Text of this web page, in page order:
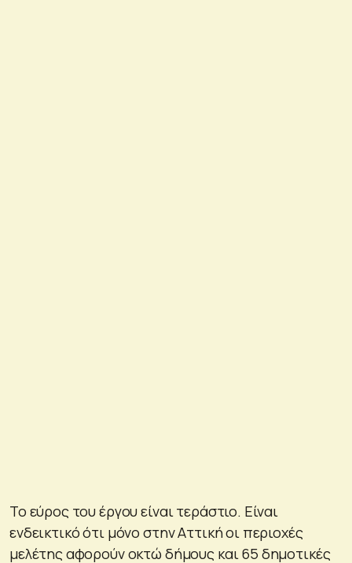
Το εύρος του έργου είναι τεράστιο. Είναι
ενδεικτικό ότι μόνο στην Αττική οι περιοχές
μελέτης αφορούν οκτώ δήμους και 65 δημοτικές